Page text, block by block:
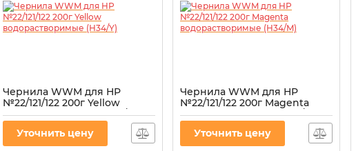
Чернила WWM для HP
№22/121/122 200г Yellow
водорастворимые (H34/Y)
Уточнить цену
Чернила WWM для HP
№22/121/122 200г Magenta
водорастворимые (H34/M)
Уточнить цену